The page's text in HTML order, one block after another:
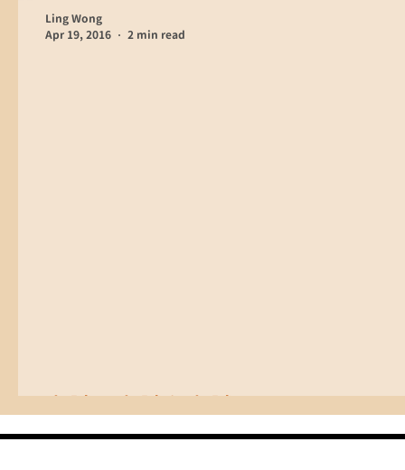
Ling Wong
Apr 19, 2016
2 min read